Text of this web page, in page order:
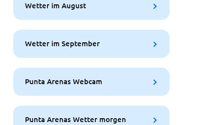
Wetter im August
Wetter im September
Punta Arenas Webcam
Punta Arenas Wetter morgen